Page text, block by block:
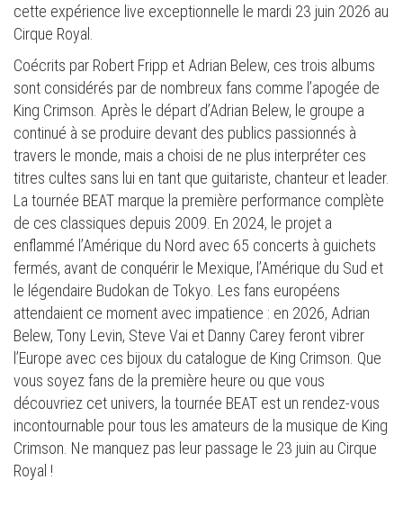
cette expérience live exceptionnelle le mardi 23 juin 2026 au
Cirque Royal.
Coécrits par Robert Fripp et Adrian Belew, ces trois albums
sont considérés par de nombreux fans comme l’apogée de
King Crimson. Après le départ d’Adrian Belew, le groupe a
continué à se produire devant des publics passionnés à
travers le monde, mais a choisi de ne plus interpréter ces
titres cultes sans lui en tant que guitariste, chanteur et leader.
La tournée BEAT marque la première performance complète
de ces classiques depuis 2009. En 2024, le projet a
enflammé l’Amérique du Nord avec 65 concerts à guichets
fermés, avant de conquérir le Mexique, l’Amérique du Sud et
le légendaire Budokan de Tokyo. Les fans européens
attendaient ce moment avec impatience : en 2026, Adrian
Belew, Tony Levin, Steve Vai et Danny Carey feront vibrer
l’Europe avec ces bijoux du catalogue de King Crimson. Que
vous soyez fans de la première heure ou que vous
découvriez cet univers, la tournée BEAT est un rendez-vous
incontournable pour tous les amateurs de la musique de King
Crimson. Ne manquez pas leur passage le 23 juin au Cirque
Royal !